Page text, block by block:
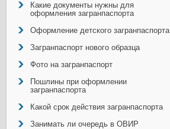
Какие документы нужны для
оформления загранпаспорта
Оформление детского загранпаспорта
Загранпаспорт нового образца
Фото на загранпаспорт
Пошлины при оформлении
загранпаспорта
Какой срок действия загранпаспорта
Занимать ли очередь в ОВИР